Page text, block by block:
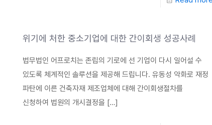
위기에 처한 중소기업에 대한 간이회생 성공사례
법무법인 어프로치는 존립의 기로에 선 기업이 다시 일어설 수
있도록 체계적인 솔루션을 제공해 드립니다. 유동성 악화로 재정
파탄에 이른 건축자재 제조업체에 대해 간이회생절차를
신청하여 법원의 개시결정을 […]